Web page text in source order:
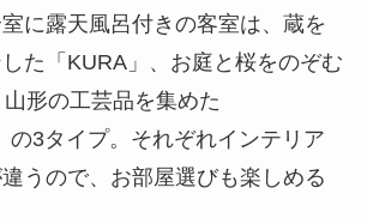
に露天風呂付きの客室は、蔵を
た「KURA」、お庭と桜をのぞむ
山形の工芸品を集めた
の3タイプ。それぞれインテリア
うので、お部屋選びも楽しめる